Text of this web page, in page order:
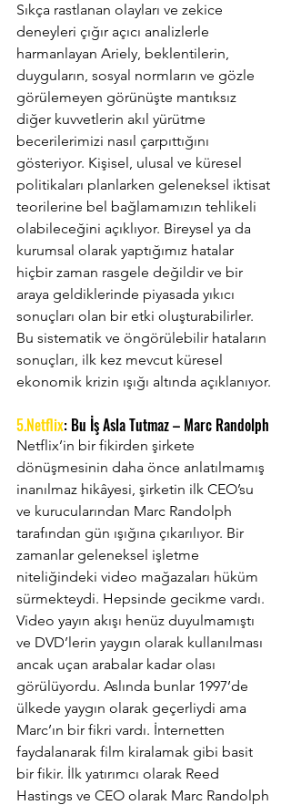
Sıkça rastlanan olayları ve zekice
deneyleri çığır açıcı analizlerle
harmanlayan Ariely, beklentilerin,
duyguların, sosyal normların ve gözle
görülemeyen görünüşte mantıksız
diğer kuvvetlerin akıl yürütme
becerilerimizi nasıl çarpıttığını
gösteriyor. Kişisel, ulusal ve küresel
politikaları planlarken geleneksel iktisat
teorilerine bel bağlamamızın tehlikeli
olabileceğini açıklıyor. Bireysel ya da
kurumsal olarak yaptığımız hatalar
hiçbir zaman rasgele değildir ve bir
araya geldiklerinde piyasada yıkıcı
sonuçları olan bir etki oluşturabilirler.
Bu sistematik ve öngörülebilir hataların
sonuçları, ilk kez mevcut küresel
ekonomik krizin ışığı altında açıklanıyor.
5.Netflix: Bu İş Asla Tutmaz – Marc Randolph
Netflix’in bir fikirden şirkete
dönüşmesinin daha önce anlatılmamış
inanılmaz hikâyesi, şirketin ilk CEO’su
ve kurucularından Marc Randolph
tarafından gün ışığına çıkarılıyor. Bir
zamanlar geleneksel işletme
niteliğindeki video mağazaları hüküm
sürmekteydi. Hepsinde gecikme vardı.
Video yayın akışı henüz duyulmamıştı
ve DVD’lerin yaygın olarak kullanılması
ancak uçan arabalar kadar olası
görülüyordu. Aslında bunlar 1997’de
ülkede yaygın olarak geçerliydi ama
Marc’ın bir fikri vardı. İnternetten
faydalanarak film kiralamak gibi basit
bir fikir. İlk yatırımcı olarak Reed
Hastings ve CEO olarak Marc Randolph